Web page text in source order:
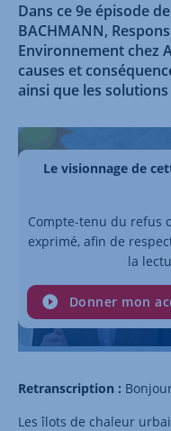
Dans ce 9e épisode
BACHMANN,
Environnement chez
causes et
ainsi que les
Le visionnage de
Compte-tenu du refus
exprimé, afin de
la
Donner mon
Retranscription :
Les îlots de chaleur